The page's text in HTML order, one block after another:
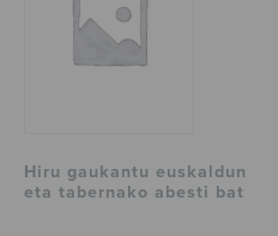
Hiru gaukantu euskaldun
eta tabernako abesti bat